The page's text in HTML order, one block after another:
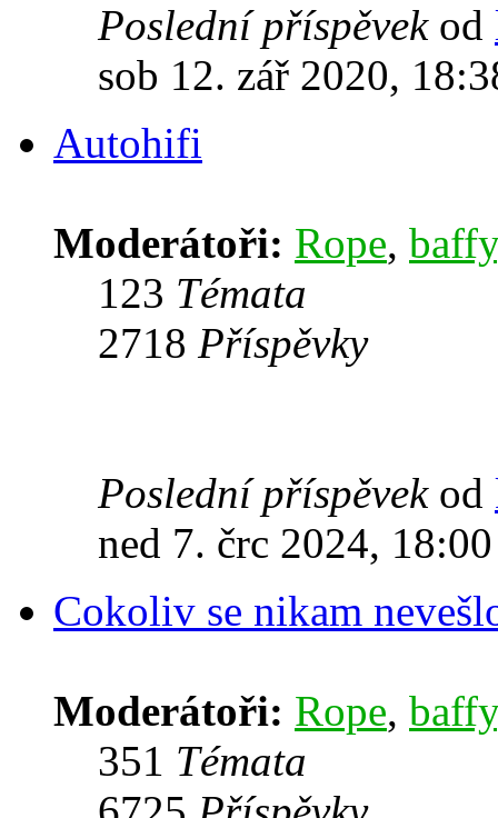
Poslední příspěvekod
sob 12. zář 2020,
Autohifi
Moderátoři: Rope, baffy
123 Témata
2718 Příspěvky
Poslední příspěvekod
ned 7. črc 2024, 18:00
Cokoliv se nikam
Moderátoři: Rope, baffy
351 Témata